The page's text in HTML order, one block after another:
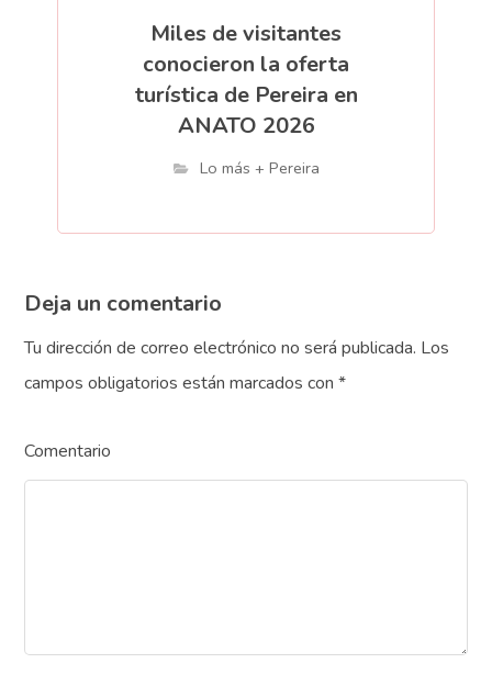
Miles de visitantes
conocieron la oferta
turística de Pereira en
ANATO 2026
Lo más + Pereira
Deja un comentario
Tu dirección de correo electrónico no será publicada. Los
campos obligatorios están marcados con*
Comentario